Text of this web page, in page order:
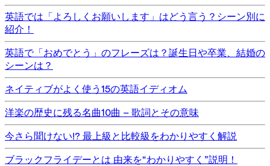
英語では「よろしくお願いします」はどう言う？シーン別に
紹介！
英語で「おめでとう」のフレーズは？誕生日や卒業、結婚の
シーンは？
ネイティブがよく使う15の英語イディオム
洋楽の歴史に残る名曲10曲 – 歌詞とその意味
今さら聞けない!? 最上級と比較級をわかりやすく解説
ブラックフライデーとは 由来を“わかりやすく”説明！